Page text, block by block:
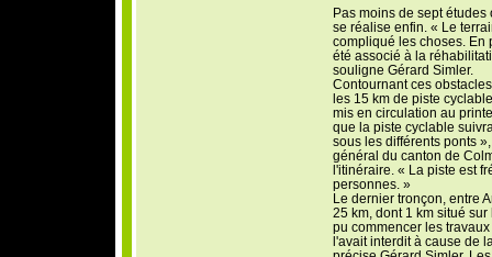
Pas moins de sept
se réalise enfin. « Le
compliqué les choses. En
été associé à la
souligne Gérard Simler.
Contournant ces
les 15 km de piste
mis en circulation au
que la piste cyclable
sous les différents ponts
général du canton de
l'itinéraire. « La piste est
personnes. »
Le dernier tronçon, entre
25 km, dont 1 km situé
pu commencer les
l'avait interdit à cause de